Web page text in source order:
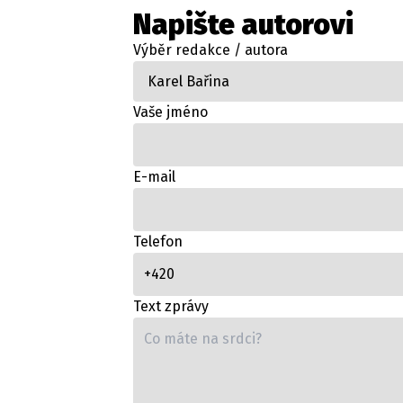
Provozovatelem serveru
Napište autorovi
Výběr redakce / autora
Vaše jméno
E-mail
Telefon
Text zprávy